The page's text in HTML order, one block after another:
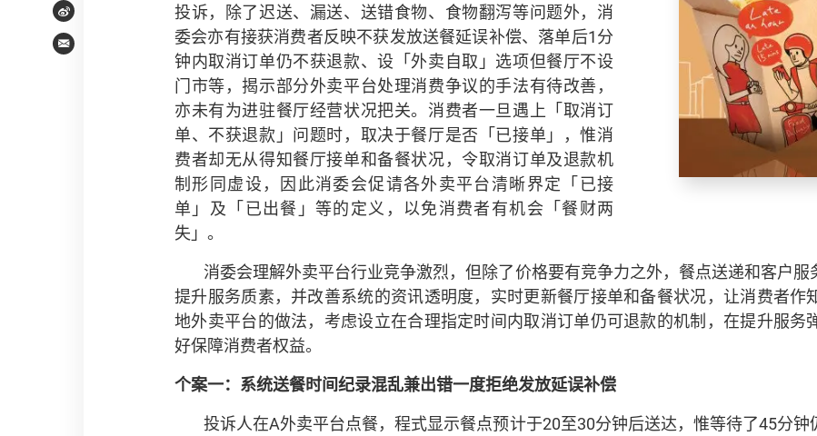
Weibo
Email
投诉，除了迟送、漏送、送错食物、食物翻泻等问题外，消
委会亦有接获消费者反映不获发放送餐延误补偿、落单后1分
钟内取消订单仍不获退款、设「外卖自取」选项但餐厅不设
门市等，揭示部分外卖平台处理消费争议的手法有待改善，
亦未有为进驻餐厅经营状况把关。消费者一旦遇上「取消订
单、不获退款」问题时，取决于餐厅是否「已接单」，惟消
费者却无从得知餐厅接单和备餐状况，令取消订单及退款机
制形同虚设，因此消委会促请各外卖平台清晰界定「已接
单」及「已出餐」等的定义，以免消费者有机会「餐财两
失」。
消委会理解外卖平台行业竞争激烈，但除了价格要有竞争力之外，餐点送递和客户
提升服务质素，并改善系统的资讯透明度，实时更新餐厅接单和备餐状况，让消费者作
地外卖平台的做法，考虑设立在合理指定时间内取消订单仍可退款的机制，在提升服务
好保障消费者权益。
个案一：系统送餐时间纪录混乱兼出错一度拒绝发放延误补偿
投诉人在A外卖平台点餐，程式显示餐点预计于20至30分钟后送达，惟等待了45分